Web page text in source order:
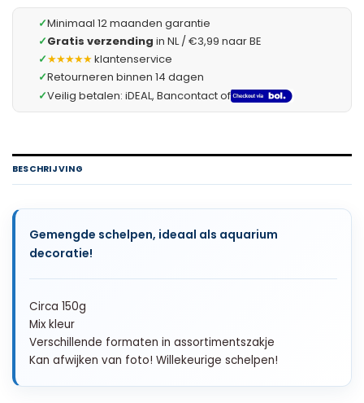
✓Minimaal 12 maanden garantie
✓Gratis verzending in NL / €3,99 naar BE
✓★★★★★klantenservice
✓Retourneren binnen 14 dagen
✓Veilig betalen: iDEAL, Bancontact of
BESCHRIJVING
Gemengde schelpen, ideaal als aquarium
decoratie!
Circa 150g
Mix kleur
Verschillende formaten in assortimentszakje
Kan afwijken van foto! Willekeurige schelpen!